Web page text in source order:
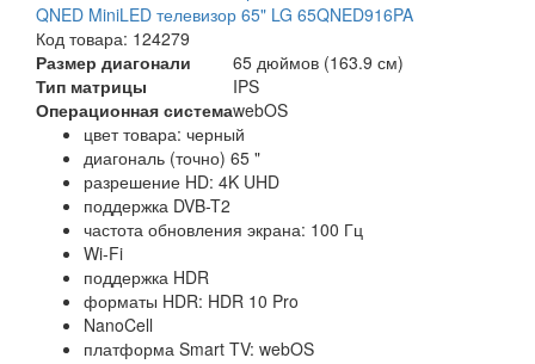
QNED MiniLED телевизор 65" LG 65QNED916PA
Код товара: 124279
Размер диагонали
65 дюймов (163.9 см)
Тип матрицы
IPS
Операционная системаwebOS
цвет товара: черный
диагональ (точно) 65 "
разрешение HD: 4K UHD
поддержка DVB-T2
частота обновления экрана: 100 Гц
Wi-Fi
поддержка HDR
форматы HDR: HDR 10 Pro
NanoCell
платформа Smart TV: webOS